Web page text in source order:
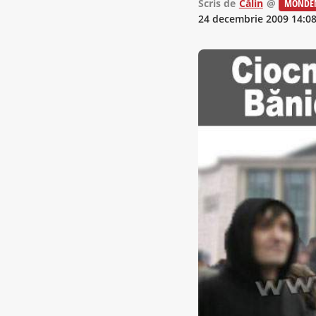
Scris de Călin @
24 decembrie 2009 14:08